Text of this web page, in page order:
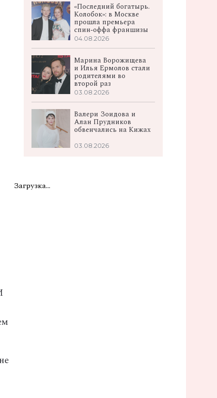
«Последний богатырь.
Колобок»: в Москве
прошла премьера
спин‑оффа франшизы
04.08.2026
Марина Ворожищева
и Илья Ермолов стали
родителями во
второй раз
03.08.2026
Валери Зоидова и
Алан Прудников
обвенчались на Кижах
03.08.2026
Загрузка...